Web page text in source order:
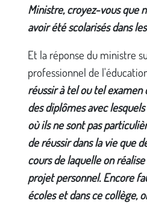
Ministre, croyez-vous que
avoir été scolarisés dans
Et la réponse du ministre
professionnel de
réussir à tel ou tel examen
des diplômes avec
où ils ne sont pas
de réussir dans la vie que
cours de laquelle on
projet personnel. Encore
écoles et dans ce collège,